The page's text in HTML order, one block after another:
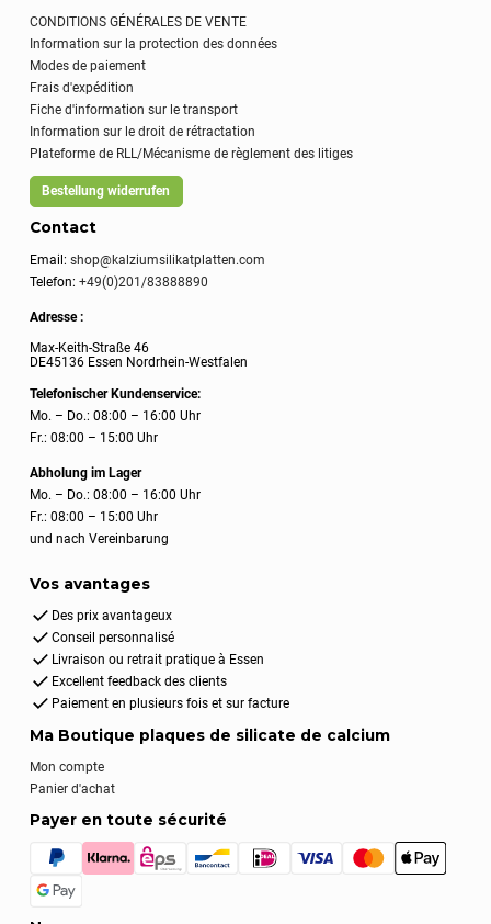
CONDITIONS GÉNÉRALES DE VENTE
Information sur la protection des données
Modes de paiement
Frais d'expédition
Fiche d'information sur le transport
Information sur le droit de rétractation
Plateforme de RLL/Mécanisme de règlement des litiges
Bestellung widerrufen
Contact
Email:shop@kalziumsilikatplatten.com
Telefon:+49(0)201/83888890
Adresse :
Max-Keith-Straße 46
DE45136 Essen Nordrhein-Westfalen
Telefonischer Kundenservice:
Mo. – Do.: 08:00 – 16:00 Uhr
Fr.: 08:00 – 15:00 Uhr
Abholung im Lager
Mo. – Do.: 08:00 – 16:00 Uhr
Fr.: 08:00 – 15:00 Uhr
und nach Vereinbarung
Vos avantages
Des prix avantageux
Conseil personnalisé
Livraison ou retrait pratique à Essen
Excellent feedback des clients
Paiement en plusieurs fois et sur facture
Ma Boutique plaques de silicate de calcium
Mon compte
Panier d'achat
Payer en toute sécurité